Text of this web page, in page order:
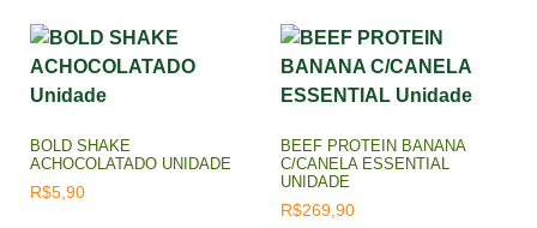
BOLD SHAKE
ACHOCOLATADO UNIDADE
R$5,90
BEEF PROTEIN BANANA
C/CANELA ESSENTIAL
UNIDADE
R$269,90